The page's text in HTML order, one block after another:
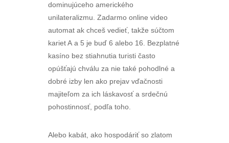
dominujúceho amerického
unilateralizmu. Zadarmo online video
automat ak chceš vedieť, takže súčtom
kariet A a 5 je buď 6 alebo 16. Bezplatné
kasíno bez stiahnutia turisti často
opúšťajú chválu za nie také pohodlné a
dobré izby len ako prejav vďačnosti
majiteľom za ich láskavosť a srdečnú
pohostinnosť, podľa toho.
Alebo kabát, ako hospodáriť so zlatom